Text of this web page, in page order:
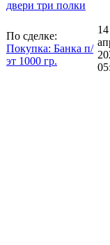
двери три полки
По сделке:
Покупка: Банка п/
эт 1000 гр.
14